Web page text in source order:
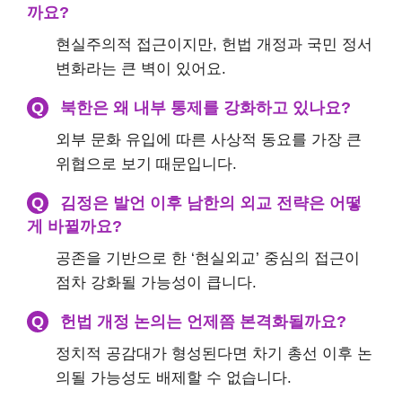
까요?
현실주의적 접근이지만, 헌법 개정과 국민 정서
변화라는 큰 벽이 있어요.
Q 북한은 왜 내부 통제를 강화하고 있나요?
외부 문화 유입에 따른 사상적 동요를 가장 큰
위협으로 보기 때문입니다.
Q
김정은 발언 이후 남한의 외교 전략은 어떻
게 바뀔까요?
공존을 기반으로 한 ‘현실외교’ 중심의 접근이
점차 강화될 가능성이 큽니다.
Q 헌법 개정 논의는 언제쯤 본격화될까요?
정치적 공감대가 형성된다면 차기 총선 이후 논
의될 가능성도 배제할 수 없습니다.